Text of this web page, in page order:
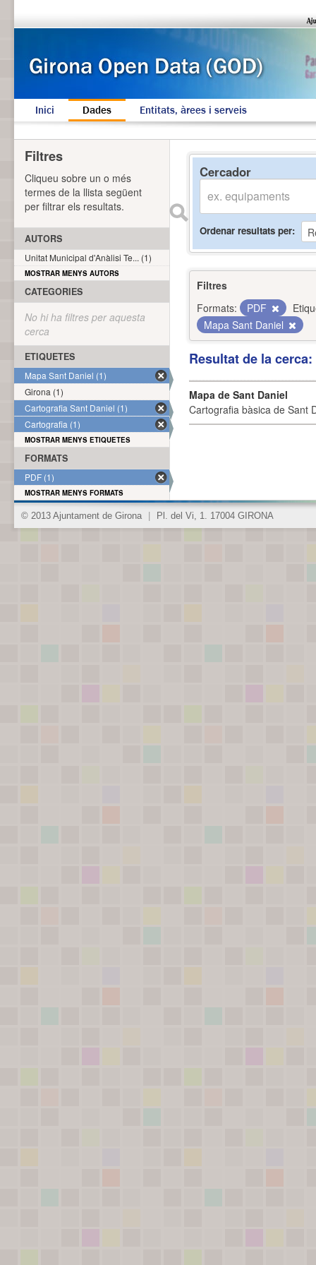
Inici Dades Entitats, àrees i serveis
Cercador
Ordenar resultats per
Filtres
Formats:
PDF
Mapa Sant Daniel
Resultat de la
Mapa de Sant Daniel
Cartografia bàsica de Sant
Filtres
Cliqueu sobre un o més
termes de la llista següent
per filtrar els resultats.
AUTORS
Unitat Municipal d'Anàlisi Te... (1)
MOSTRAR MENYS AUTORS
CATEGORIES
No hi ha filtres per aquesta
cerca
ETIQUETES
Mapa Sant Daniel (1)
Girona (1)
Cartografia Sant Daniel (1)
Cartografia (1)
MOSTRAR MENYS ETIQUETES
FORMATS
PDF (1)
MOSTRAR MENYS FORMATS
© 2013 Ajuntament de Girona Pl. del Vi, 1. 17004 GIRONA